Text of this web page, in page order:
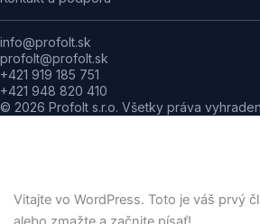
Vitajte vo WordPress. Toto je váš prvý
alebo zmažte a začnite písať!